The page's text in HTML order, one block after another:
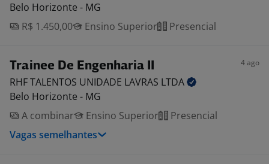
Belo Horizonte - MG
R$ 1.450,00
Ensino Superior Presencial
Trainee De Engenharia II 4 ago
RHF TALENTOS UNIDADE LAVRAS LTDA
Belo Horizonte - MG
A combinar
Ensino Superior
Presencial
Vagas semelhantes